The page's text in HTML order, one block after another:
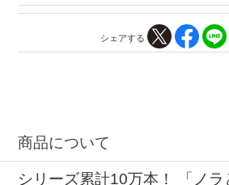
シェアする
商品について
シリーズ累計10万本！ 「ノ